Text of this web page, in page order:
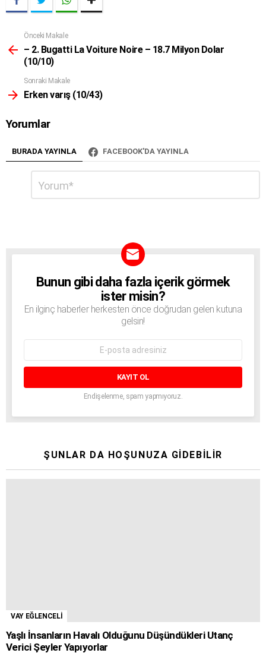
g
i
Daha
Fazla
Önceki Makale
– 2. Bugatti La Voiture Noire – 18.7 Milyon Dolar
(10/10)
Sonraki Makale
Erken varış (10/43)
Yorumlar
BURADA YAYINLA FACEBOOK'DA YAYINLA
BÜLTEN
Bunun gibi daha fazla içerik görmek
ister misin?
En ilginç haberler herkesten önce doğrudan gelen kutuna
gelsin!
adresi:
Endişelenme, spam yapmıyoruz.
ŞUNLAR DA HOŞUNUZA GIDEBILIR
VAY EĞLENCELİ
Yaşlı İnsanların Havalı Olduğunu Düşündükleri Utanç
Verici Şeyler Yapıyorlar